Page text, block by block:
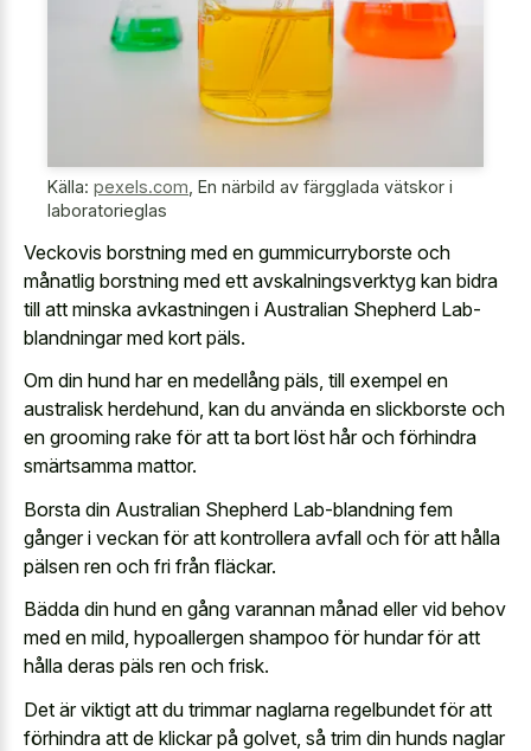
Källa: pexels.com, En närbild av färgglada vätskor i
laboratorieglas
Veckovis borstning med en gummicurryborste och
månatlig borstning med ett avskalningsverktyg kan bidra
till att minska avkastningen i Australian Shepherd Lab-
blandningar med kort päls.
Om din hund har en medellång päls, till exempel en
australisk herdehund, kan du använda en slickborste och
en grooming rake för att ta bort löst hår och förhindra
smärtsamma mattor.
Borsta din Australian Shepherd Lab-blandning fem
gånger i veckan för att kontrollera avfall och för att hålla
pälsen ren och fri från fläckar.
Bädda din hund en gång varannan månad eller vid behov
med en mild, hypoallergen shampoo för hundar för att
hålla deras päls ren och frisk.
Det är viktigt att du trimmar naglarna regelbundet för att
förhindra att de klickar på golvet, så trim din hunds naglar